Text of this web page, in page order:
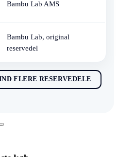
Bambu Lab AMS
Bambu Lab, original
reservedel
FLERE RESERVEDELE